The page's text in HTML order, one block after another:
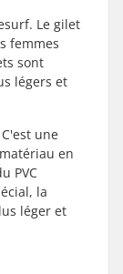
Le gilet
femmes
sont
légers et
une
en
PVC
la
léger et